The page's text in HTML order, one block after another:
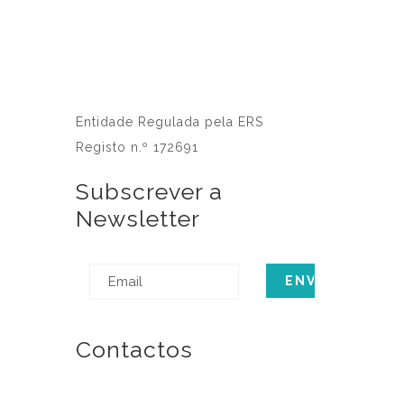
Entidade Regulada pela ERS
Registo n.º 172691
Subscrever a
Newsletter
Contactos